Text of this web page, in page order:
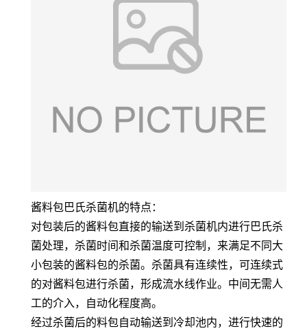
酱料包巴氏杀菌机的特点：
对包装后的酱料包直接的输送到杀菌机内进行巴氏杀
菌处理，杀菌时间和杀菌温度可控制，来满足不同大
小包装的酱料包的杀菌。杀菌具有连续性，可连续式
的对酱料包进行杀菌，形成流水线作业。中间无需人
工的介入，自动化程度高。
经过杀菌后的料包自动输送到冷却池内，进行快速的